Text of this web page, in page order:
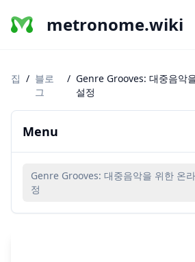
metronome.wiki
집 / 블로
그
/ Genre Grooves: 대중음악
설정
Menu
Genre Grooves: 대중음악을 위한 온
정